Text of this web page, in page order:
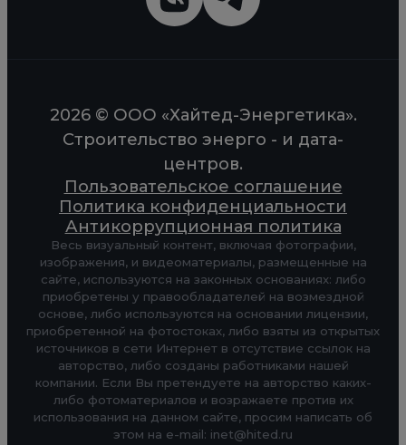
2026 © ООО «Хайтед-Энергетика».
Строительство энерго - и дата-
центров.
Пользовательское соглашение
Политика конфиденциальности
Антикоррупционная политика
Весь визуальный контент, включая фотографии,
изображения, и видеоматериалы, размещенные на
сайте, используются на законных основаниях: либо
приобретены у правообладателей на возмездной
основе, либо используются на основании лицензии,
приобретенной на фотостоках, либо взяты из открытых
источников в сети Интернет в отсутствие ссылок на
авторство, либо созданы работниками нашей
компании. Если Вы претендуете на авторство каких-
либо фотоматериалов и возражаете против их
использования на данном сайте, просим написать об
этом на e-mail: inet@hited.ru